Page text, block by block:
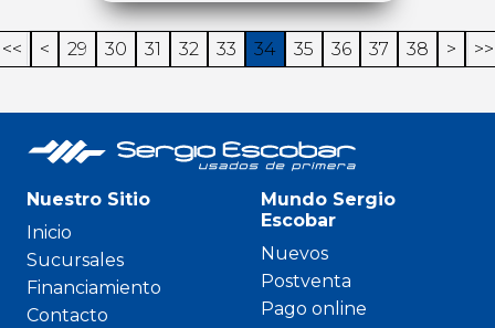
<< < 29 30 31 32 33 34 35 36 37 38 > >>
Nuestro Sitio
Inicio
Sucursales
Financiamiento
Contacto
Mundo Sergio
Escobar
Nuevos
Postventa
Pago online